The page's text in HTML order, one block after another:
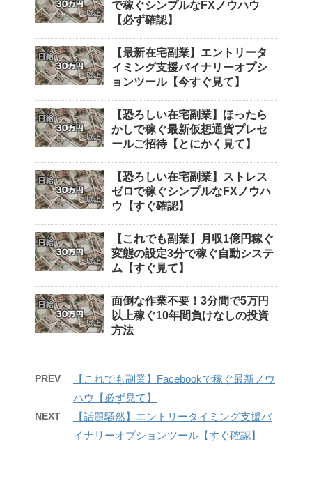
で稼ぐシンプルなFXノウハウ
【必ず確認】
【最新在宅副業】エントリータ
イミング支援バイナリーオプシ
ョンツール【今すぐ見て】
【恐ろしい在宅副業】ほったら
かしで稼ぐ最新仮想通貨プレセ
ールご招待【とにかく見て】
【恐ろしい在宅副業】ストレス
ゼロで稼ぐシンプルなFXノウハ
ウ【すぐ確認】
【これでも副業】月収1億円稼ぐ
変態の設定3分で稼ぐ自動システ
ム【すぐ見て】
面倒な作業不要！3分間で5万円
以上稼ぐ10年間負けなしの投資
方法
PREV
【これでも副業】Facebookで稼ぐ最新ノウ
ハウ【必ず見て】
NEXT
【話題騒然】エントリータイミング支援バ
イナリーオプションツール【すぐ確認】